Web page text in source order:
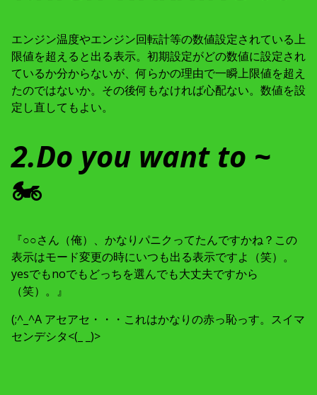
エンジン温度やエンジン回転計等の数値設定されている上
限値を超えると出る表示。初期設定がどの数値に設定され
ているか分からないが、何らかの理由で一瞬上限値を超え
たのではないか。その後何もなければ心配ない。数値を設
定し直してもよい。
2.Do you want to ~
🏍
『○○さん（俺）、かなりパニクってたんですかね？この
表示はモード変更の時にいつも出る表示ですよ（笑）。
yesでもnoでもどっちを選んでも大丈夫ですから
（笑）。』
(;^_^A アセアセ・・・これはかなりの赤っ恥っす。スイマ
センデシタ<(_ _)>